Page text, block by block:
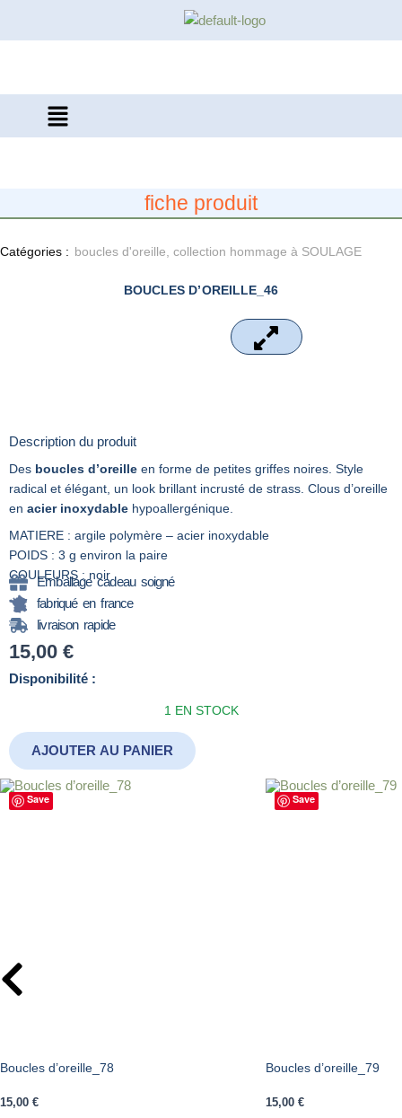
fiche produit
Catégories : boucles d'oreille collection hommage à SOULAGE
BOUCLES D’OREILLE_46
Description du produit
Des boucles d’oreille en forme de petites griffes noires. Style
radical et élégant, un look brillant incrusté de strass. Clous d’oreille
en acier inoxydable hypoallergénique.
MATIERE : argile polymère – acier inoxydable
POIDS : 3 g environ la paire
COULEURS : noir
Emballage cadeau soigné
fabriqué en france
livraison rapide
15,00 €
Disponibilité :
1 EN STOCK
quantité
d’oreille_46
AJOUTER AU PANIER
Save
Boucles d’oreille_78
15,00 €
Save
Boucles d’oreille_79
15,00 €